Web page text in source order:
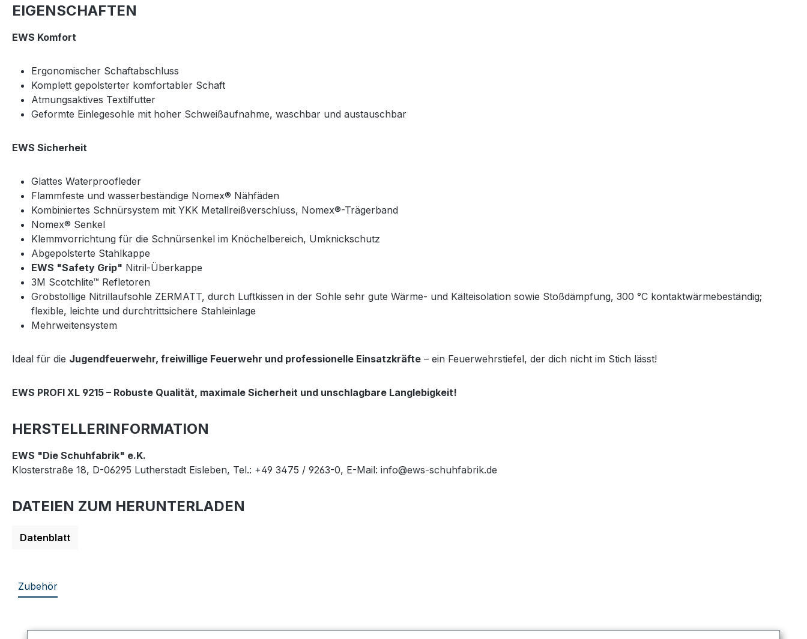
EIGENSCHAFTEN
EWS Komfort
Ergonomischer Schaftabschluss
Komplett gepolsterter komfortabler Schaft
Atmungsaktives Textilfutter
Geformte Einlegesohle mit hoher Schweißaufnahme, waschbar und austauschbar
EWS Sicherheit
Glattes Waterproofleder
Flammfeste und wasserbeständige Nomex® Nähfäden
Kombiniertes Schnürsystem mit YKK Metallreißverschluss, Nomex®-Trägerband
Nomex® Senkel
Klemmvorrichtung für die Schnürsenkel im Knöchelbereich, Umknickschutz
Abgepolsterte Stahlkappe
EWS "Safety Grip" Nitril-Überkappe
3M Scotchlite™ Refletoren
Grobstollige Nitrillaufsohle ZERMATT, durch Luftkissen in der Sohle sehr gute Wärme- und Kälteisolation sowie Stoßdämpfung, 300 °C kontaktwärmebeständig;
flexible, leichte und durchtrittsichere Stahleinlage
Mehrweitensystem
Ideal für die Jugendfeuerwehr, freiwillige Feuerwehr und professionelle Einsatzkräfte – ein Feuerwehrstiefel, der dich nicht im Stich lässt!
EWS PROFI XL 9215 – Robuste Qualität, maximale Sicherheit und unschlagbare Langlebigkeit!
HERSTELLERINFORMATION
EWS "Die Schuhfabrik" e.K.
Klosterstraße 18, D-06295 Lutherstadt Eisleben, Tel.: +49 3475 / 9263-0, E-Mail: info@ews-schuhfabrik.de
DATEIEN ZUM HERUNTERLADEN
Datenblatt
Zubehör